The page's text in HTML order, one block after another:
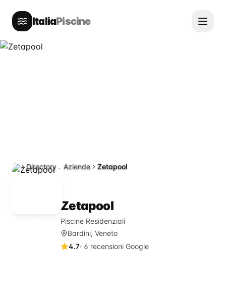
ItaliaPiscine
HomeDirectory Aziende Zetapool
Zetapool
Piscine Residenziali
Bardini, Veneto
4.7· 6 recensioni Google